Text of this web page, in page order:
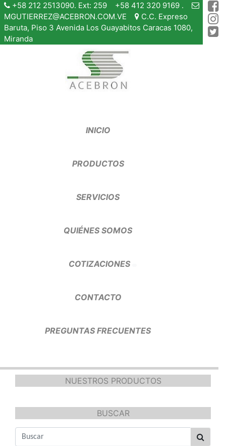
+58 212 2513090. Ext: 259 +58 412 320 9169 .
MGUTIERREZ@ACEBRON.COM.VE
C.C. Expreso
Baruta, Piso 3 Avenida Los Guayabitos Caracas 1080,
Miranda
INICIO
PRODUCTOS
SERVICIOS
QUIÉNES SOMOS
COTIZACIONES
CONTACTO
PREGUNTAS FRECUENTES
NUESTROS PRODUCTOS
BUSCAR